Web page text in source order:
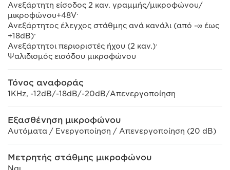
Ανεξάρτητη είσοδος 2 καν. γραμμής/μικροφώνου/
μικροφώνου+48V·
Ανεξάρτητος έλεγχος στάθμης ανά κανάλι (από -∞ έως
+18dB)·
Ανεξάρτητοι περιοριστές ήχου (2 καν.)·
Ψαλιδισμός εισόδου μικροφώνου
Τόνος αναφοράς
1KHz, -12dB/-18dB/-20dB/Απενεργοποίηση
Εξασθένηση μικροφώνου
Αυτόματα / Ενεργοποίηση / Απενεργοποίηση (20 dB)
Μετρητής στάθμης μικροφώνου
Ναι